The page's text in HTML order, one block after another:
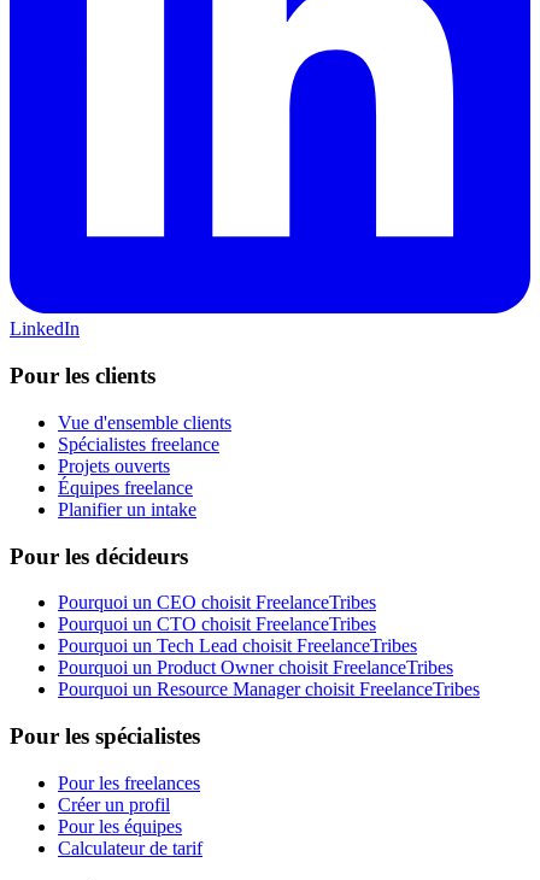
LinkedIn
Pour les clients
Vue d'ensemble clients
Spécialistes freelance
Projets ouverts
Équipes freelance
Planifier un intake
Pour les décideurs
Pourquoi un CEO choisit FreelanceTribes
Pourquoi un CTO choisit FreelanceTribes
Pourquoi un Tech Lead choisit FreelanceTribes
Pourquoi un Product Owner choisit FreelanceTribes
Pourquoi un Resource Manager choisit FreelanceTribes
Pour les spécialistes
Pour les freelances
Créer un profil
Pour les équipes
Calculateur de tarif